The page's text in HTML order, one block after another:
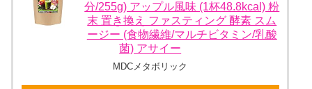
分/255g) アップル風味 (1杯48.8kcal) 粉
末 置き換え ファスティング 酵素 スム
ージー (食物繊維/マルチビタミン/乳酸
菌) アサイー
MDCメタボリック